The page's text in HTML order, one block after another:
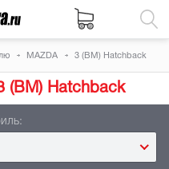
MAZDA 3 (BM) Hatchback
(BM) Hatchback